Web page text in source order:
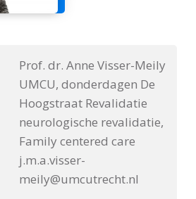
Prof. dr. Anne Visser-Meily
UMCU, donderdagen De
Hoogstraat Revalidatie
neurologische revalidatie,
Family centered care
j.m.a.visser-
meily@umcutrecht.nl